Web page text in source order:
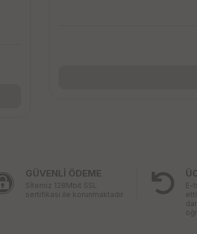
GÜVENLİ ÖDEME
Sİtemiz 128Mbit SSL
sertifikası ile korunmaktadır
E-